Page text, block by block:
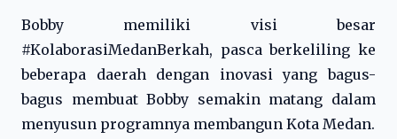
Bobby memiliki visi besar
#KolaborasiMedanBerkah, pasca berkeliling ke
beberapa daerah dengan inovasi yang bagus-
bagus membuat Bobby semakin matang dalam
menyusun programnya membangun Kota Medan.